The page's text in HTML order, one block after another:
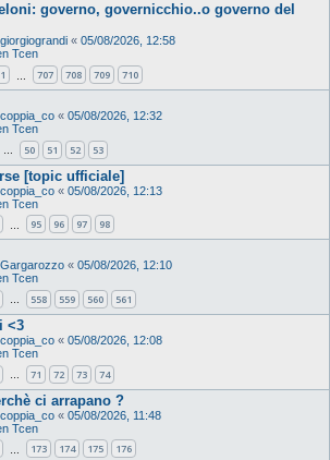
governo, governicchio..o governo del
giorgiograndi « 05/08/2026, 12:58
Tcen
1 707 708 709 710
coppia_co « 05/08/2026, 12:32
Tcen
… 50 51 52 53
[topic ufficiale]
coppia_co « 05/08/2026, 12:13
Tcen
95 96 97 98
Gargarozzo « 05/08/2026, 12:10
Tcen
… 558 559 560 561
<3
coppia_co « 05/08/2026, 12:08
Tcen
… 71 72 73 74
ci arrapano ?
coppia_co « 05/08/2026, 11:48
Tcen
173 174 175 176